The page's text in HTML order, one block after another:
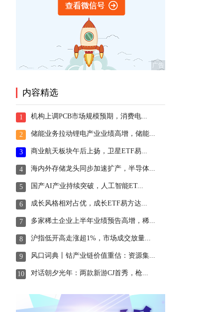
内容精选
1 机构上调PCB市场规模预期，消费电...
2 储能业务拉动锂电产业业绩高增，储能...
3 商业航天板块午后上扬，卫星ETF易...
4 海内外存储龙头同步加速扩产，半导体...
5 国产AI产业持续突破，人工智能ET...
6 成长风格相对占优，成长ETF易方达...
7 多家稀土企业上半年业绩预告高增，稀...
8 沪指低开高走涨超1%，市场成交放量...
9 风口词典丨钴产业链价值重估：资源集...
10 对话朝夕光年：两款新游CJ首秀，枪...